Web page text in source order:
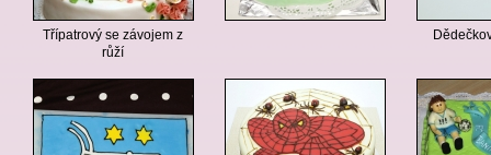
Třípatrový se závojem z
růží